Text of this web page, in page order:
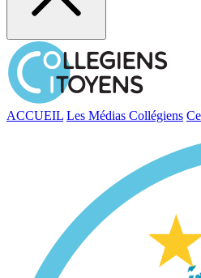
ACCUEIL Les Médias Collégiens